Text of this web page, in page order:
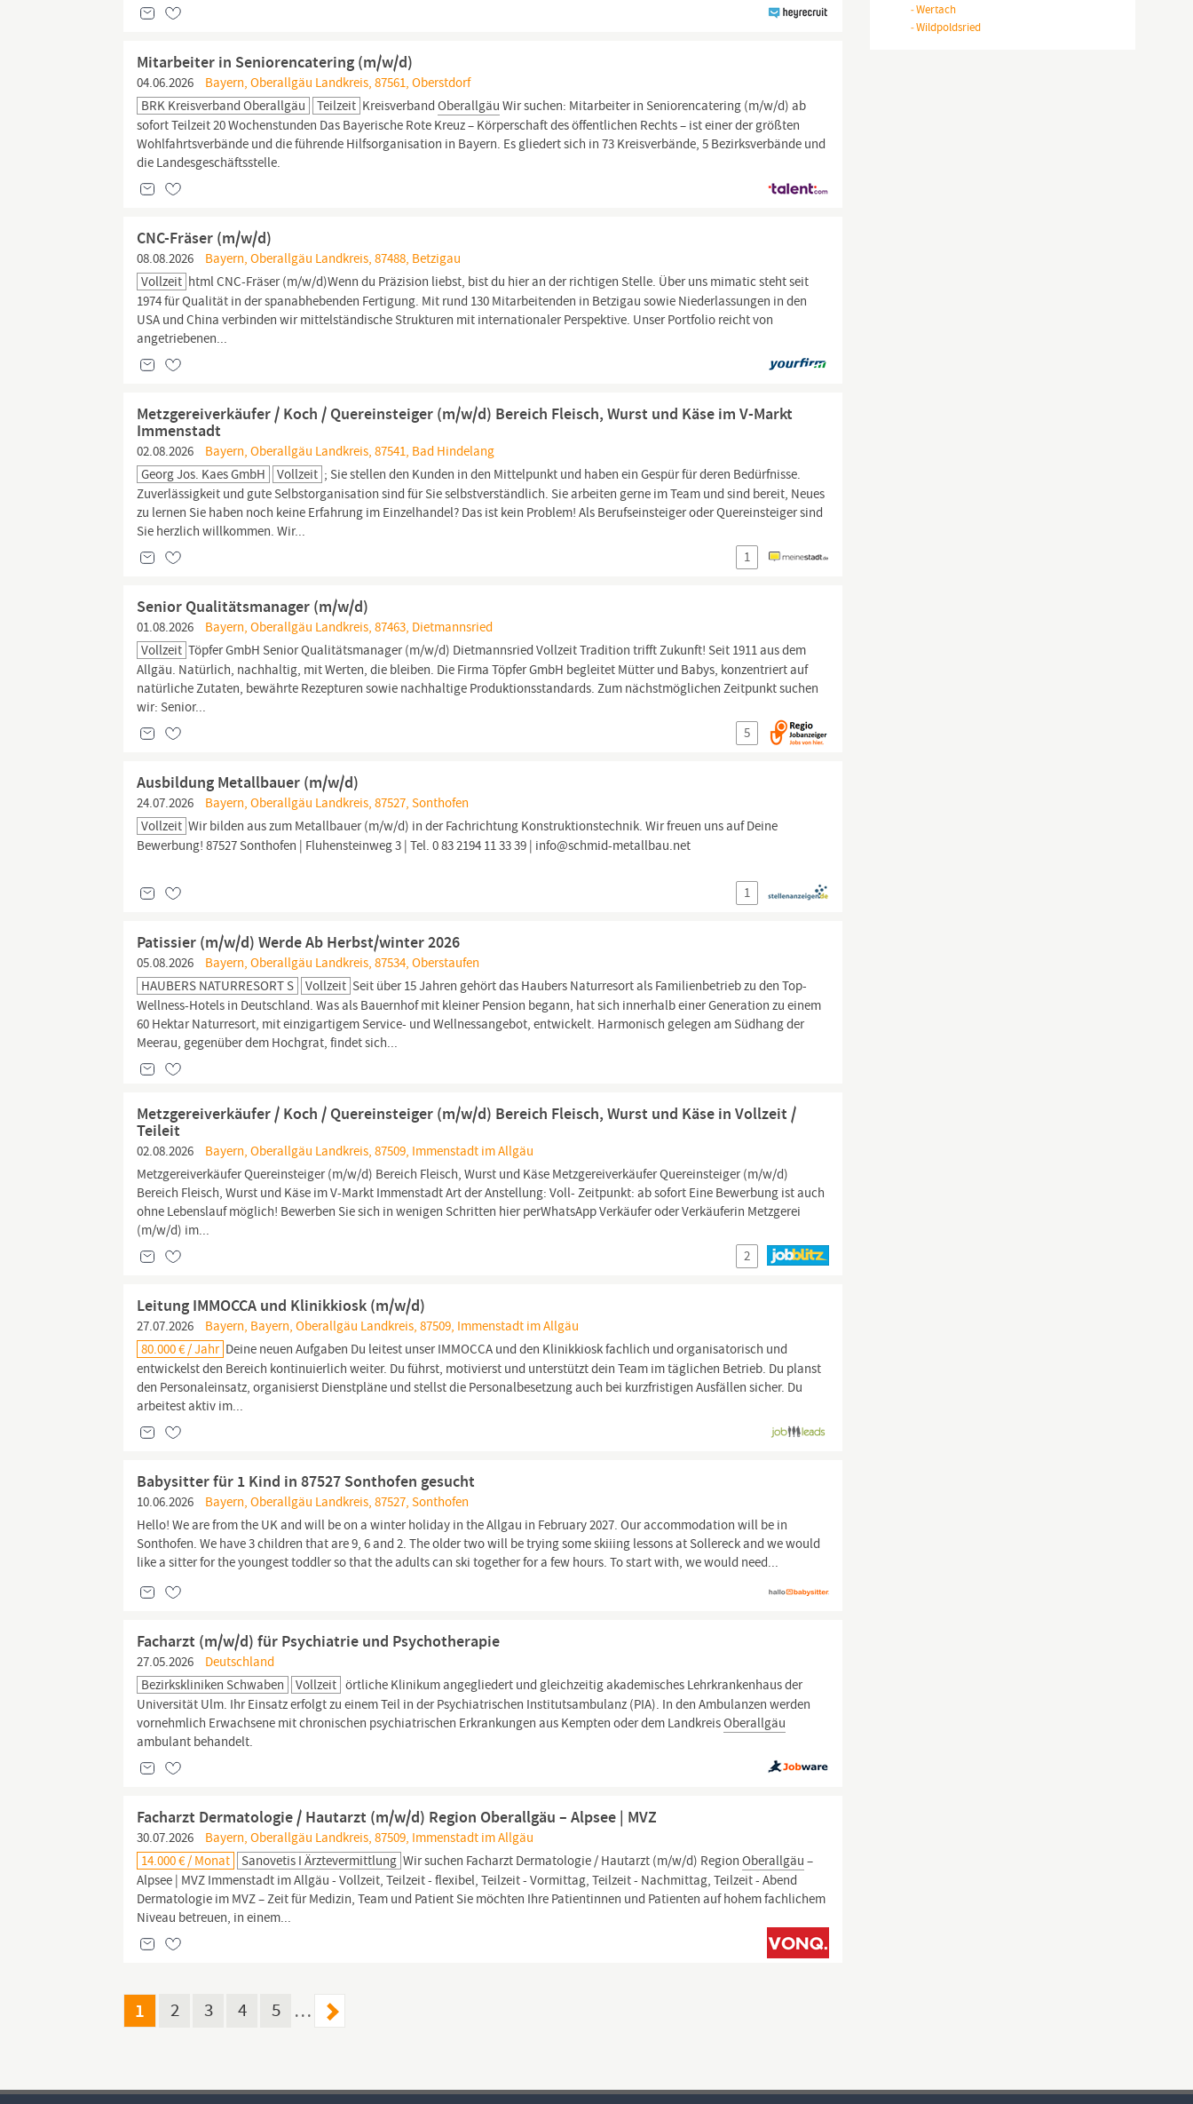
-Wertach
-Wildpoldsried
Mitarbeiter in Seniorencatering (m/w/d)
04.06.2026
Bayern, Oberallgäu Landkreis, 87561, Oberstdorf
BRK Kreisverband Oberallgäu
Teilzeit KreisverbandOberallgäu Wir suchen: Mitarbeiter in Seniorencatering (m/w/d) ab
sofort Teilzeit 20 Wochenstunden Das Bayerische Rote Kreuz – Körperschaft des öffentlichen Rechts – ist einer der größten
Wohlfahrtsverbände und die führende Hilfsorganisation in Bayern. Es gliedert sich in 73 Kreisverbände, 5 Bezirksverbände und
die Landesgeschäftsstelle.
CNC-Fräser (m/w/d)
08.08.2026
Bayern, Oberallgäu Landkreis, 87488, Betzigau
Vollzeit html CNC-Fräser (m/w/d)Wenn du Präzision liebst, bist du hier an der richtigen Stelle. Über uns mimatic steht seit
1974 für Qualität in der spanabhebenden Fertigung. Mit rund 130 Mitarbeitenden in Betzigau sowie Niederlassungen in den
USA und China verbinden wir mittelständische Strukturen mit internationaler Perspektive. Unser Portfolio reicht von
angetriebenen...
Metzgereiverkäufer / Koch / Quereinsteiger (m/w/d) Bereich Fleisch, Wurst und Käse im V-Markt
Immenstadt
02.08.2026
Bayern, Oberallgäu Landkreis, 87541, Bad Hindelang
Georg Jos. Kaes GmbH
Vollzeit ; Sie stellen den Kunden in den Mittelpunkt und haben ein Gespür für deren Bedürfnisse.
Zuverlässigkeit und gute Selbstorganisation sind für Sie selbstverständlich. Sie arbeiten gerne im Team und sind bereit, Neues
zu lernen Sie haben noch keine Erfahrung im Einzelhandel? Das ist kein Problem! Als Berufseinsteiger oder Quereinsteiger sind
Sie herzlich willkommen. Wir...
1
Senior Qualitätsmanager (m/w/d)
01.08.2026
Bayern, Oberallgäu Landkreis, 87463, Dietmannsried
Vollzeit Töpfer GmbH Senior Qualitätsmanager (m/w/d) Dietmannsried Vollzeit Tradition trifft Zukunft! Seit 1911 aus dem
Allgäu. Natürlich, nachhaltig, mit Werten, die bleiben. Die Firma Töpfer GmbH begleitet Mütter und Babys, konzentriert auf
natürliche Zutaten, bewährte Rezepturen sowie nachhaltige Produktionsstandards. Zum nächstmöglichen Zeitpunkt suchen
wir: Senior...
5
Ausbildung Metallbauer (m/w/d)
24.07.2026
Bayern, Oberallgäu Landkreis, 87527, Sonthofen
Vollzeit Wir bilden aus zum Metallbauer (m/w/d) in der Fachrichtung Konstruktionstechnik. Wir freuen uns auf Deine
Bewerbung! 87527 Sonthofen | Fluhensteinweg 3 | Tel. 0 83 2194 11 33 39 | info@schmid-metallbau.net
1
Patissier (m/w/d) Werde Ab Herbst/winter 2026
05.08.2026
Bayern, Oberallgäu Landkreis, 87534, Oberstaufen
HAUBERS NATURRESORT S
Vollzeit Seit über 15 Jahren gehört das Haubers Naturresort als Familienbetrieb zu den Top-
Wellness-Hotels in Deutschland. Was als Bauernhof mit kleiner Pension begann, hat sich innerhalb einer Generation zu einem
60 Hektar Naturresort, mit einzigartigem Service- und Wellnessangebot, entwickelt. Harmonisch gelegen am Südhang der
Meerau, gegenüber dem Hochgrat, findet sich...
Metzgereiverkäufer / Koch / Quereinsteiger (m/w/d) Bereich Fleisch, Wurst und Käse in Vollzeit /
Teileit
02.08.2026
Bayern, Oberallgäu Landkreis, 87509, Immenstadt im Allgäu
Metzgereiverkäufer Quereinsteiger (m/w/d) Bereich Fleisch, Wurst und Käse Metzgereiverkäufer Quereinsteiger (m/w/d)
Bereich Fleisch, Wurst und Käse im V-Markt Immenstadt Art der Anstellung: Voll- Zeitpunkt: ab sofort Eine Bewerbung ist auch
ohne Lebenslauf möglich! Bewerben Sie sich in wenigen Schritten hier perWhatsApp Verkäufer oder Verkäuferin Metzgerei
(m/w/d) im...
2
Leitung IMMOCCA und Klinikkiosk (m/w/d)
27.07.2026
Bayern, Bayern, Oberallgäu Landkreis, 87509, Immenstadt im Allgäu
80.000 € / Jahr Deine neuen Aufgaben Du leitest unser IMMOCCA und den Klinikkiosk fachlich und organisatorisch und
entwickelst den Bereich kontinuierlich weiter. Du führst, motivierst und unterstützt dein Team im täglichen Betrieb. Du planst
den Personaleinsatz, organisierst Dienstpläne und stellst die Personalbesetzung auch bei kurzfristigen Ausfällen sicher. Du
arbeitest aktiv im...
Babysitter für 1 Kind in 87527 Sonthofen gesucht
10.06.2026
Bayern, Oberallgäu Landkreis, 87527, Sonthofen
Hello! We are from the UK and will be on a winter holiday in the Allgau in February 2027. Our accommodation will be in
Sonthofen. We have 3 children that are 9, 6 and 2. The older two will be trying some skiiing lessons at Sollereck and we would
like a sitter for the youngest toddler so that the adults can ski together for a few hours. To start with, we would need...
Facharzt (m/w/d) für Psychiatrie und Psychotherapie
27.05.2026
Deutschland
Bezirkskliniken Schwaben
Vollzeit örtliche Klinikum angegliedert und gleichzeitig akademisches Lehrkrankenhaus der
Universität Ulm. Ihr Einsatz erfolgt zu einem Teil in der Psychiatrischen Institutsambulanz (PIA). In den Ambulanzen werden
vornehmlich Erwachsene mit chronischen psychiatrischen Erkrankungen aus Kempten oder dem LandkreisOberallgäu
ambulant behandelt.
Facharzt Dermatologie / Hautarzt (m/w/d) Region Oberallgäu – Alpsee | MVZ
30.07.2026
Bayern, Oberallgäu Landkreis, 87509, Immenstadt im Allgäu
14.000 € / Monat
Sanovetis I Ärztevermittlung Wir suchen Facharzt Dermatologie / Hautarzt (m/w/d) RegionOberallgäu –
Alpsee | MVZ Immenstadt im Allgäu - Vollzeit, Teilzeit - flexibel, Teilzeit - Vormittag, Teilzeit - Nachmittag, Teilzeit - Abend
Dermatologie im MVZ – Zeit für Medizin, Team und Patient Sie möchten Ihre Patientinnen und Patienten auf hohem fachlichem
Niveau betreuen, in einem...
1 2 3 4 5 …